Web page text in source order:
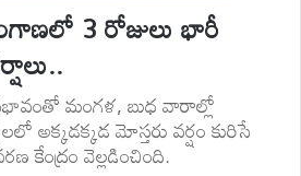
3 రోజులు భారీ
మంగళ, బుధ వారాల్లో
అక్కడక్కడ మోస్తరు వర్షం కురిసే
కేంద్రం వెల్లడించింది.